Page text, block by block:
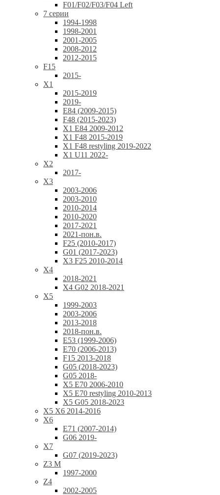
F01/F02/F03/F04 Left
7 серии
1994-1998
1998-2001
2001-2005
2008-2012
2012-2015
F15
2015-
X1
2015-2019
2019-
E84 (2009-2015)
F48 (2015-2023)
X1 E84 2009-2012
X1 F48 2015-2019
X1 F48 restyling 2019-2022
X1 U11 2022-
X2
2017-
X3
2003-2006
2003-2010
2010-2014
2010-2020
2017-2021
2021-пон.в.
F25 (2010-2017)
G01 (2017-2023)
X3 F25 2010-2014
X4
2018-2021
X4 G02 2018-2021
X5
1999-2003
2003-2006
2013-2018
2018-пон.в.
E53 (1999-2006)
E70 (2006-2013)
F15 2013-2018
G05 (2018-2023)
G05 2018-
X5 E70 2006-2010
X5 E70 restyling 2010-2013
X5 G05 2018-2023
X5 X6 2014-2016
X6
E71 (2007-2014)
G06 2019-
X7
G07 (2019-2023)
Z3 M
1997-2000
Z4
2002-2005